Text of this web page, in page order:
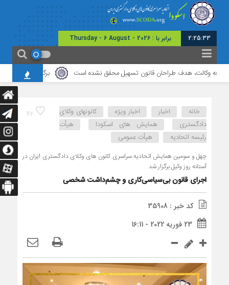
2:25:33 برابر با : Thursday - 6 August - 2026
وکالت، هدف طراحان قانون تسهیل محقق نشده است برگزاری نشست مشترک
46 خانه اخبار اخبار ویژه
کانونهای وکلای
دادگستری
همایش های اسکودا
هیأت
رئیسه اتحادیه
هیأت عمومی
چهل و سومین همایش اتحادیه سراسری کانون های وکلای دادگستری ایران در
آستانه روز وکیل برگزار شد
اجرای قانون بی‌سیاسی‌کاری و چشم‌داشت شخصی
کد خبر : 35908
23 فوریه 2022 - 16:11